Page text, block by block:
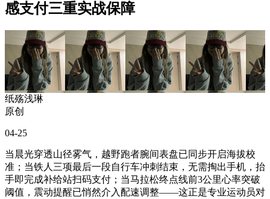
感支付三重实战保障
纸殇浅琳
原创
04-25
当晨光穿透山径雾气，越野跑者腕间表盘已同步开启海拔校
准；当铁人三项最后一段自行车冲刺结束，无需掏出手机，抬
手即完成补给站扫码支付；当马拉松终点线前3公里心率突破
阈值，震动提醒已悄然介入配速调整——这正是专业运动员对